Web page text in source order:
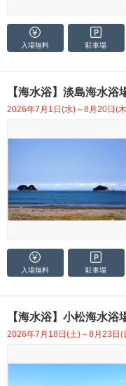
入場無料 駐車場
【海水浴】淡島海水浴
2026年7月1日(水)～8月20日(
入場無料 駐車場
【海水浴】小松海水
2026年7月18日(土)～8月23日(